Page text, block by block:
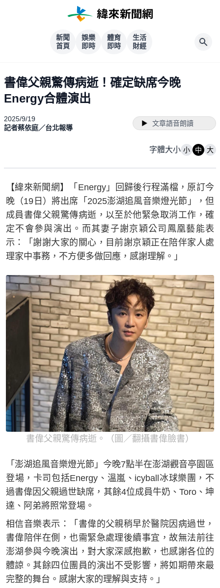
新聞
首頁
娛樂
即時
體育
即時
生活
財經
書偉父親驚傳病逝！確定缺席今晚
Energy合體演出
2025/9/19
記者蔡依庭／台北報導
文章語音朗讀
字體大小 小 中 大
【緯來新聞網】「Energy」回歸後行程滿檔，原訂今
晚（19日）將出席「2025澎湖追風音樂燈光節」，但
成員書偉父親驚傳病逝，以至於他緊急取消工作，確
定不會參與演出。而其妻子謝京穎公司鳳凰藝能表
示：「謝謝大家的關心，目前謝京穎正在陪伴家人處
理家中事務，不方便多做回應，感謝理解。」
書偉父親驚傳病逝。（圖／翻攝書偉臉書）
「澎湖追風音樂燈光節」今晚7點半在澎湖觀音亭園區
登場，卡司包括Energy、溫嵐、icyball冰球樂團，不
過書偉因父親過世缺席，其餘4位成員牛奶、Toro、坤
達、阿弟將照常登場。
相信音樂表示：「書偉的父親稍早於醫院因病過世，
書偉陪伴在側，也需緊急處理後續事宜，故無法前往
澎湖參與今晚演出，對大家深感抱歉，也感謝各位的
體諒。其餘四位團員的演出不受影響，將如期帶來最
完整的舞台。感謝大家的理解與支持。」